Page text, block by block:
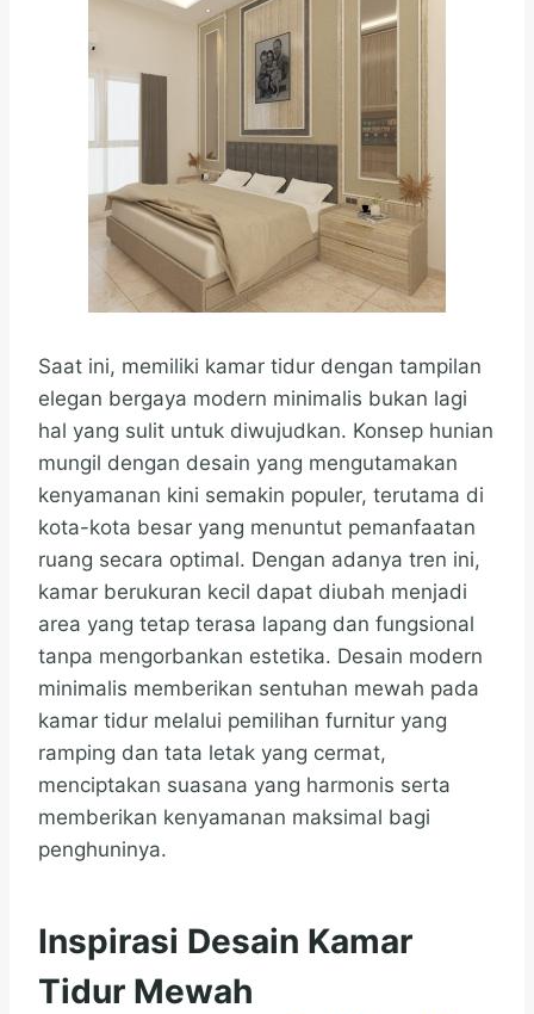
Saat ini, memiliki kamar tidur dengan tampilan
elegan bergaya modern minimalis bukan lagi
hal yang sulit untuk diwujudkan. Konsep hunian
mungil dengan desain yang mengutamakan
kenyamanan kini semakin populer, terutama di
kota-kota besar yang menuntut pemanfaatan
ruang secara optimal. Dengan adanya tren ini,
kamar berukuran kecil dapat diubah menjadi
area yang tetap terasa lapang dan fungsional
tanpa mengorbankan estetika. Desain modern
minimalis memberikan sentuhan mewah pada
kamar tidur melalui pemilihan furnitur yang
ramping dan tata letak yang cermat,
menciptakan suasana yang harmonis serta
memberikan kenyamanan maksimal bagi
penghuninya.
Inspirasi Desain Kamar
Tidur Mewah